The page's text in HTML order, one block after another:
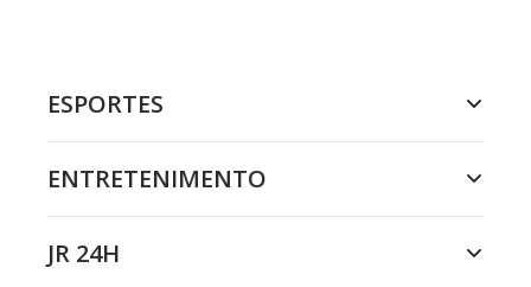
ESPORTES
ENTRETENIMENTO
JR 24H